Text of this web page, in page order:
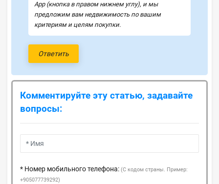
App (кнопка в правом нижнем углу), и мы
предложим вам недвижимость по вашим
критериям и целям покупки.
Ответить
Комментируйте эту статью, задавайте
вопросы:
* Номер мобильного телефона: (С кодом страны. Пример:
+905077739292)